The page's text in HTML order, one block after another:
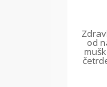
od